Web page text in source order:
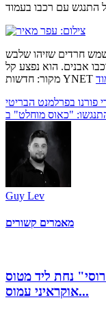
התנגש עם רכבו בעמוד
חרדים שזיהו שלבש
אבנים. הוא נפצע קל
מקור: חדשות YNET
Guy Lev
מאמרים קשורים
נחת ליד מטוס
אוקראיני עמוס...